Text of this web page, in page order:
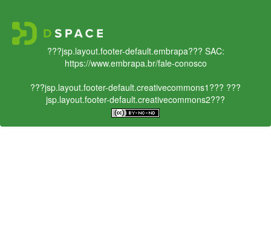
???jsp.layout.footer-default.embrapa??? SAC:
https://www.embrapa.br/fale-conosco
???jsp.layout.footer-default.creativecommons1??? ???
jsp.layout.footer-default.creativecommons2???